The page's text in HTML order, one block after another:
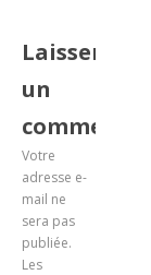
Laisser
un
Votre
adresse e-
mail ne
sera pas
publiée.
Les